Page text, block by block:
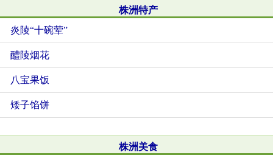
株洲特产
炎陵“十碗荤”
醴陵烟花
八宝果饭
矮子馅饼
株洲美食